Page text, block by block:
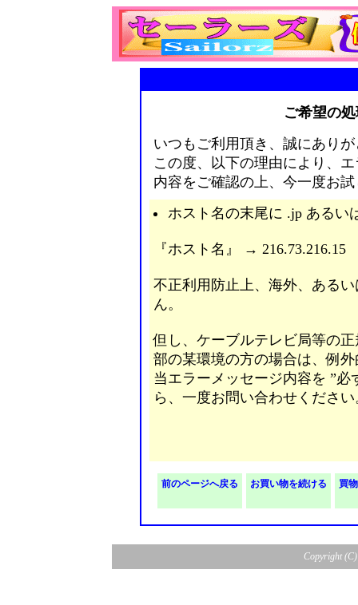
ご希望の
いつもご利用頂き、誠にあり
この度、以下の理由により、
内容をご確認の上、今一度お
ホスト名の末尾に .jp あるい
『ホスト名』 → 216.73.216.15
不正利用防止上、海外、ある
ん。
但し、ケーブルテレビ局等の
部の某環境の方の場合は、例
当エラーメッセージ内容を ”
ら、一度お問い合わせください
前のページへ戻る お買い物を続ける 買
Copyright